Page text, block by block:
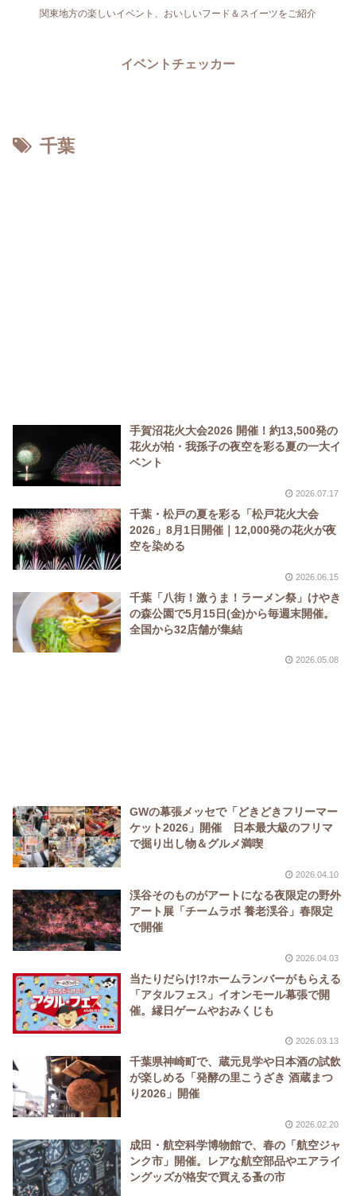
関東地方の楽しいイベント、おいしいフード＆スイーツをご紹介
イベントチェッカー
千葉
手賀沼花火大会2026 開催！約13,500発の
花火が柏・我孫子の夜空を彩る夏の一大イ
ベント
2026.07.17
千葉・松戸の夏を彩る「松戸花火大会
2026」8月1日開催｜12,000発の花火が夜
空を染める
2026.06.15
千葉「八街！激うま！ラーメン祭」けやき
の森公園で5月15日(金)から毎週末開催。
全国から32店舗が集結
2026.05.08
GWの幕張メッセで「どきどきフリーマー
ケット2026」開催 日本最大級のフリマ
で掘り出し物＆グルメ満喫
2026.04.10
渓谷そのものがアートになる夜限定の野外
アート展「チームラボ 養老渓谷」春限定
で開催
2026.04.03
当たりだらけ!?ホームランバーがもらえる
「アタルフェス」イオンモール幕張で開
催。縁日ゲームやおみくじも
2026.03.13
千葉県神崎町で、蔵元見学や日本酒の試飲
が楽しめる「発酵の里こうざき 酒蔵まつ
り2026」開催
2026.02.20
成田・航空科学博物館で、春の「航空ジャ
ンク市」開催。レアな航空部品やエアライ
ングッズが格安で買える蚤の市